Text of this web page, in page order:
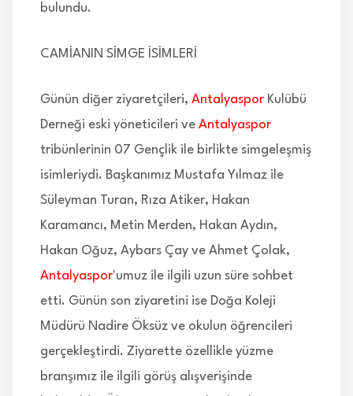
bulundu.
CAMİANIN SİMGE İSİMLERİ
Günün diğer ziyaretçileri, Antalyaspor Kulübü
Derneği eski yöneticileri ve Antalyaspor
tribünlerinin 07 Gençlik ile birlikte simgeleşmiş
isimleriydi. Başkanımız Mustafa Yılmaz ile
Süleyman Turan, Rıza Atiker, Hakan
Karamancı, Metin Merden, Hakan Aydın,
Hakan Oğuz, Aybars Çay ve Ahmet Çolak,
Antalyaspor'umuz ile ilgili uzun süre sohbet
etti. Günün son ziyaretini ise Doğa Koleji
Müdürü Nadire Öksüz ve okulun öğrencileri
gerçekleştirdi. Ziyarette özellikle yüzme
branşımız ile ilgili görüş alışverişinde